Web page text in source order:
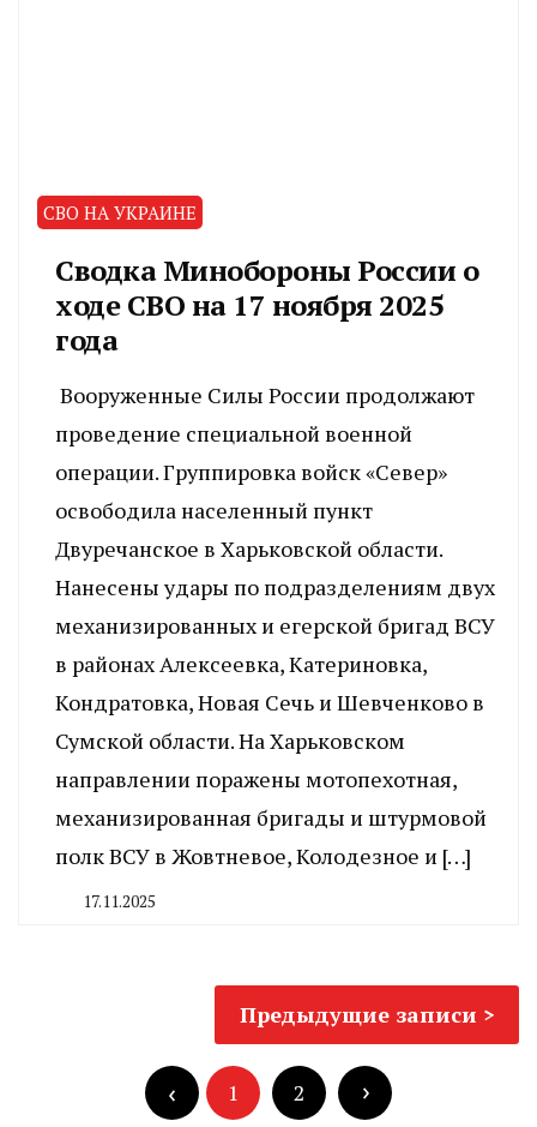
СВО НА УКРАИНЕ
Сводка Минобороны России о
ходе СВО на 17 ноября 2025
года
Вооруженные Силы России продолжают
проведение специальной военной
операции. Группировка войск «Север»
освободила населенный пункт
Двуречанское в Харьковской области.
Нанесены удары по подразделениям двух
механизированных и егерской бригад ВСУ
в районах Алексеевка, Катериновка,
Кондратовка, Новая Сечь и Шевченково в
Сумской области. На Харьковском
направлении поражены мотопехотная,
механизированная бригады и штурмовой
полк ВСУ в Жовтневое, Колодезное и […]
17.11.2025
Предыдущие записи
1 2